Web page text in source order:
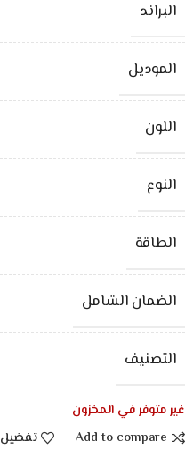
البراند
الموديل
اللون
النوع
الطاقة
الضمان الشامل
التصنيف
غير متوفر في المخزون
Add to compare
تفضيل